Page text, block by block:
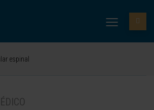
espinal